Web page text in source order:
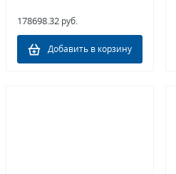
178698.32 руб.
Добавить в корзину